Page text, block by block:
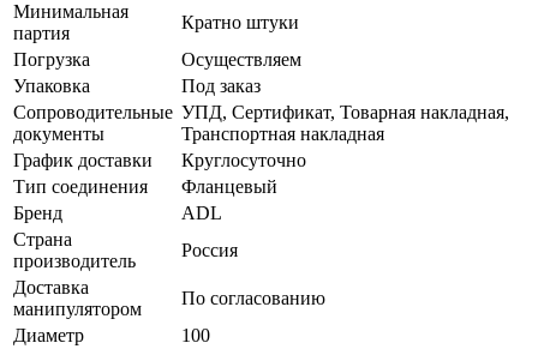
Минимальная
партия
Кратно штуки
Погрузка
Осуществляем
Упаковка
Под заказ
Сопроводительные
документы
УПД, Сертификат, Товарная накладная,
Транспортная накладная
График доставки
Круглосуточно
Тип соединения
Фланцевый
Бренд
ADL
Страна
производитель
Россия
Доставка
манипулятором
По согласованию
Диаметр
100